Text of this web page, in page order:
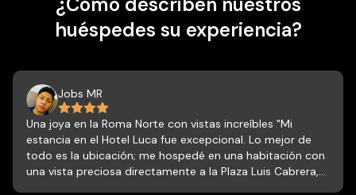
huéspedes su experiencia?
Jobs MR
Una joya en la Roma Norte con vistas increíbles "Mi
estancia en el Hotel Luca fue excepcional. Lo mejor de
todo es la ubicación; me hospedé en una habitación con
una vista preciosa directamente a la Plaza Luis Cabrera,